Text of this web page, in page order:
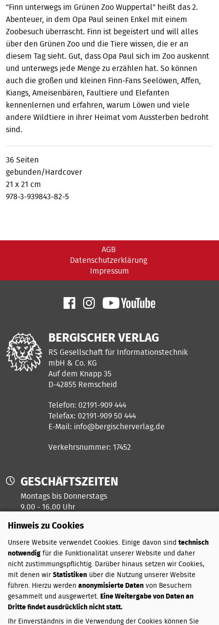
"Finn unterwegs im Grünen Zoo Wuppertal" heißt das 2.
Abenteuer, in dem Opa Paul seinen Enkel mit einem
Zoobesuch überrascht. Finn ist begeistert und will alles
über den Grünen Zoo und die Tiere wissen, die er an
diesem Tag sieht. Gut, dass Opa Paul sich im Zoo auskennt
und unterwegs jede Menge zu erzählen hat. So können
auch die großen und kleinen Finn-Fans Seelöwen, Affen,
Kiangs, Ameisenbären, Faultiere und Elefanten
kennenlernen und erfahren, warum Löwen und viele
andere Wildtiere in ihrer Heimat vom Aussterben bedroht
sind.
36 Seiten
gebunden/Hardcover
21 x 21 cm
978-3-939843-82-5
AGB
Datenschutzerklärung
Impressum
BERGISCHER VERLAG
RS Gesellschaft für Informationstechnik
mbH & Co. KG
Auf dem Knapp 35
D-42855 Remscheid
Telefon: 02191-909 444
Telefax: 02191-909 50 444
E-Mail: info@bergischerverlag.de
Verkehrsnummer: 17452
GESCHÄFTSZEITEN
Montags bis Donnerstags
9.00 - 16.00 Uhr
Freitags ist unser Kreativtag
ZAHLUNGSARTEN
PayPal
Vorkasse
VERSANDKOSTEN
Hinweis zu Cookies
Unsere Website verwendet Cookies. Einige davon sind technisch
notwendig für die Funktionalität unserer Website und daher
nicht zustimmungspflichtig. Darüber hinaus setzen wir Cookies,
mit denen wir Statistiken über die Nutzung unserer Website
führen. Hierzu werden anonymisierte Daten von Besuchern
gesammelt und ausgewertet. Eine Weitergabe von Daten an
Dritte findet ausdrücklich nicht statt.
Ihr Einverständnis in die Verwendung der Cookies können Sie